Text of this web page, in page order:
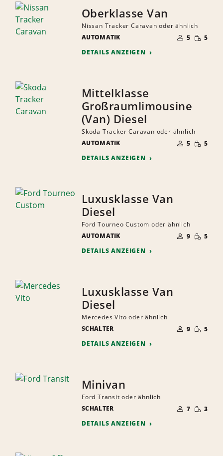
Oberklasse Van
Nissan Tracker Caravan oder ähnlich
AUTOMATIK
DER
MITFAHRER
5 GERINGE
MENGE
5
DETAILS ANZEIGEN
Mittelklasse
Großraumlimousine
(Van) Diesel
Skoda Tracker Caravan oder ähnlich
AUTOMATIK
DER
MITFAHRER
5 GERINGE
MENGE
5
DETAILS ANZEIGEN
Luxusklasse Van
Diesel
Ford Tourneo Custom oder ähnlich
AUTOMATIK
DER
MITFAHRER
9 GERINGE
MENGE
5
DETAILS ANZEIGEN
Luxusklasse Van
Diesel
Mercedes Vito oder ähnlich
SCHALTER
DER
MITFAHRER
9 GERINGE
MENGE
5
DETAILS ANZEIGEN
Minivan
Ford Transit oder ähnlich
SCHALTER
DER
MITFAHRER
7 GERINGE
MENGE
3
DETAILS ANZEIGEN